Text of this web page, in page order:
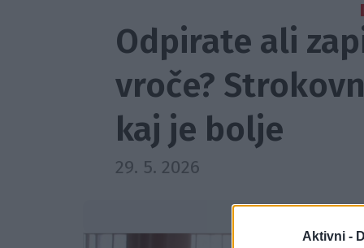
Aktivni -
Odpirate ali
vroče?
kaj je bolje
29. 5. 2026